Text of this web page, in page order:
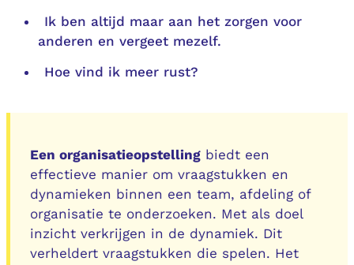
Ik ben altijd maar aan het zorgen voor
anderen en vergeet mezelf.
Hoe vind ik meer rust?
Een organisatieopstellingbiedt een
effectieve manier om vraagstukken en
dynamieken binnen een team, afdeling of
organisatie te onderzoeken. Met als doel
inzicht verkrijgen in de dynamiek. Dit
verheldert vraagstukken die spelen. Het